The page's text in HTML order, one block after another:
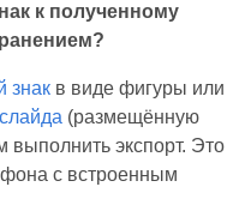
к полученному
знак в виде фигуры или
(размещённую
выполнить экспорт. Это
фона с встроенным